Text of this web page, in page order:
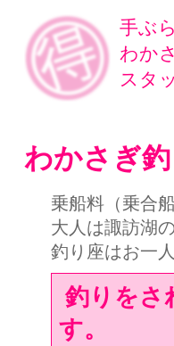
手ぶ
わか
スタ
わかさぎ
乗船料（乗合
大人は諏訪湖
釣り座はお一
釣りをさ
す。